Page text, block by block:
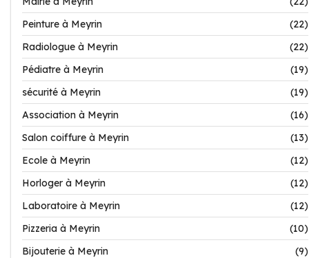
Peinture à Meyrin
(22)
Radiologue à Meyrin
(22)
Pédiatre à Meyrin
(19)
sécurité à Meyrin
(19)
Association à Meyrin
(16)
Salon coiffure à Meyrin
(13)
Ecole à Meyrin
(12)
Horloger à Meyrin
(12)
Laboratoire à Meyrin
(12)
Pizzeria à Meyrin
(10)
Bijouterie à Meyrin
(9)